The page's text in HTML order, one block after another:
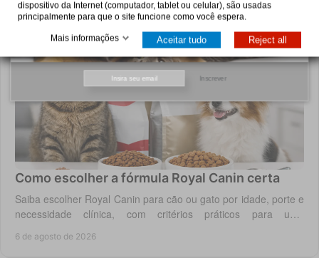
Inscrever
Como escolher a fórmula Royal Canin certa
Saiba escolher Royal Canin para cão ou gato por idade, porte e
necessidade clínica, com critérios práticos para uma
6 de agosto de 2026
dispositivo da Internet (computador, tablet ou celular), são usadas
principalmente para que o site funcione como você espera.
Mais informações Aceitar tudo Reject all